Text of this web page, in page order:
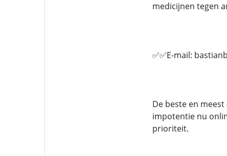
medicijnen tegen
✅✅E-mail:
De beste en
impotentie nu
prioriteit.